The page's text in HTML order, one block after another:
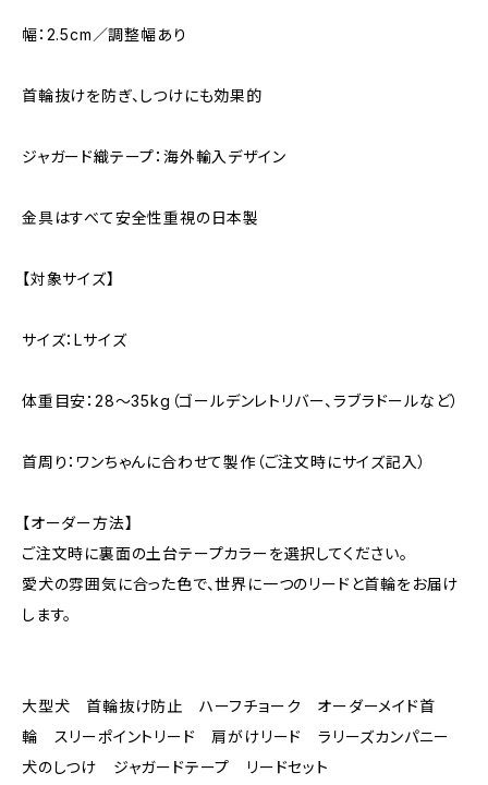
幅：2.5cm／調整幅あり
首輪抜けを防ぎ、しつけにも効果的
ジャガード織テープ：海外輸入デザイン
金具はすべて安全性重視の日本製
【対象サイズ】
サイズ：Lサイズ
体重目安：28〜35kg（ゴールデンレトリバー、ラブラドールなど）
首周り：ワンちゃんに合わせて製作（ご注文時にサイズ記入）
【オーダー方法】
ご注文時に裏面の土台テープカラーを選択してください。
愛犬の雰囲気に合った色で、世界に一つのリードと首輪をお届け
します。
大型犬 首輪抜け防止 ハーフチョーク オーダーメイド首
輪 スリーポイントリード 肩がけリード ラリーズカンパニー
犬のしつけ ジャガードテープ リードセット